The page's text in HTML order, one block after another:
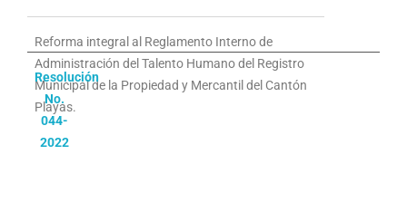
Reforma integral al Reglamento Interno de
Administración del Talento Humano del Registro
Municipal de la Propiedad y Mercantil del Cantón
Playas.
Resolución
No.
044-
2022